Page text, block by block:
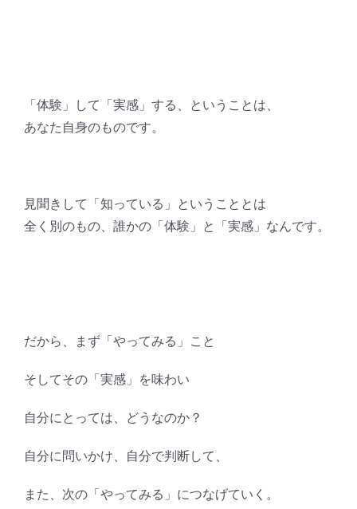
「体験」して「実感」する、ということは、
あなた自身のものです。
見聞きして「知っている」ということとは
全く別のもの、誰かの「体験」と「実感」なんです。
だから、まず「やってみる」こと
そしてその「実感」を味わい
自分にとっては、どうなのか？
自分に問いかけ、自分で判断して、
また、次の「やってみる」につなげていく。